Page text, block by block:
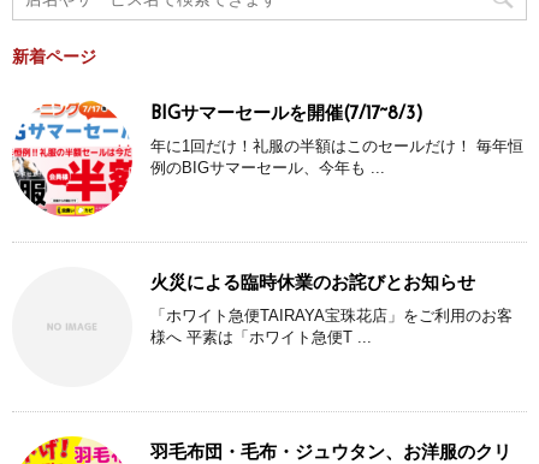
新着ページ
BIGサマーセールを開催(7/17~8/3)
年に1回だけ！礼服の半額はこのセールだけ！ 毎年恒
例のBIGサマーセール、今年も ...
火災による臨時休業のお詫びとお知らせ
「ホワイト急便TAIRAYA宝珠花店」をご利用のお客
様へ 平素は「ホワイト急便T ...
羽毛布団・毛布・ジュウタン、お洋服のクリ